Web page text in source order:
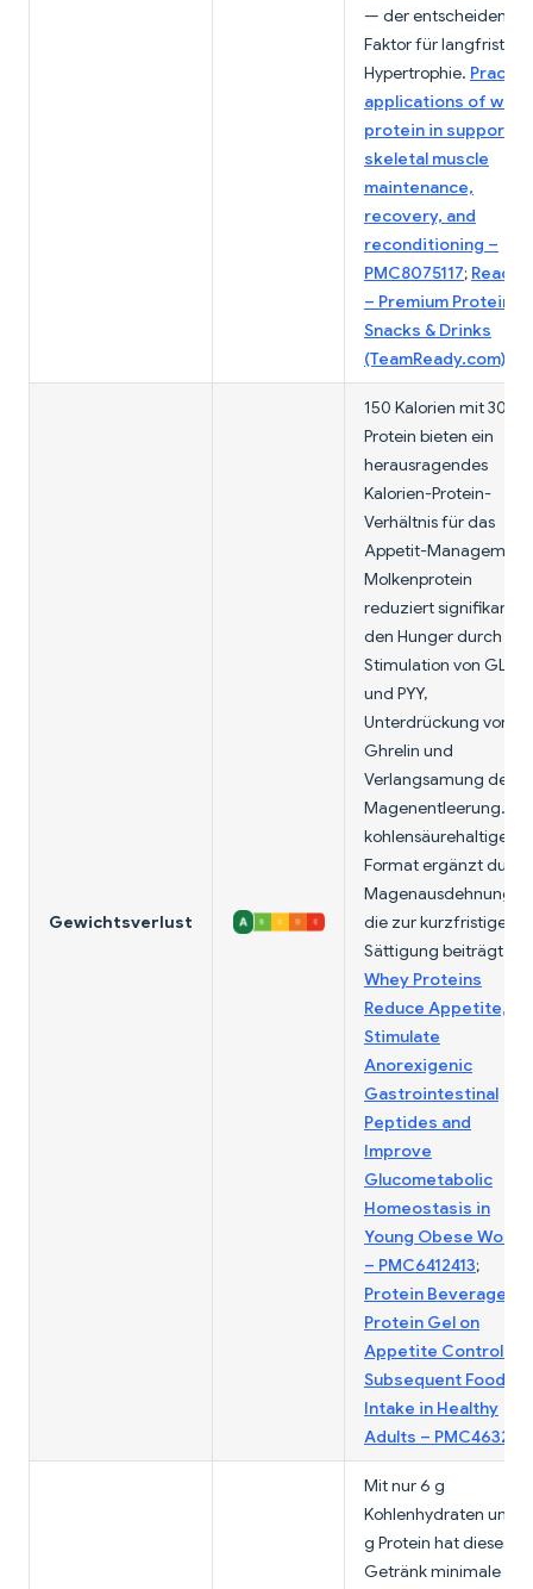
— der entscheidende
Faktor für langfristige
Hypertrophie.
applications of whey
protein in
skeletal muscle
maintenance,
recovery, and
reconditioning –
PMC8075117; Ready®
– Premium Protein
Snacks & Drinks
(TeamReady.com)
Gewichtsverlust
150 Kalorien mit 30 g
Protein bieten ein
herausragendes
Kalorien-Protein-
Verhältnis für das
Appetit-
Molkenprotein
reduziert signifikant
den Hunger durch
Stimulation von GLP-1
und PYY,
Unterdrückung von
Ghrelin und
Verlangsamung der
Magenentleerung.
kohlensäurehaltige
Format ergänzt durch
Magenausdehnung,
die zur kurzfristigen
Sättigung beiträgt.
Whey Proteins
Reduce Appetite,
Stimulate
Anorexigenic
Gastrointestinal
Peptides and
Improve
Glucometabolic
Homeostasis in
Young Obese
– PMC6412413;
Protein Beverage vs.
Protein Gel on
Appetite Control
Subsequent Food
Intake in Healthy
Adults –
Mit nur 6 g
Kohlenhydraten und
g Protein hat dieses
Getränk minimale